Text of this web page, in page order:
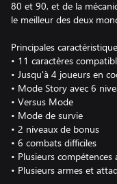
80 et 90, et de la
le meilleur des deux
Principales
• 11 caractères
• Jusqu'à 4 joueurs en
• Mode Story avec 6
• Versus Mode
• Mode de survie
• 2 niveaux de bonus
• 6 combats difficiles
• Plusieurs compétences
• Plusieurs armes et